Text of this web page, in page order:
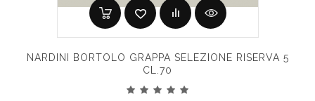
NARDINI BORTOLO GRAPPA SELEZIONE RISERVA 5
CL.70